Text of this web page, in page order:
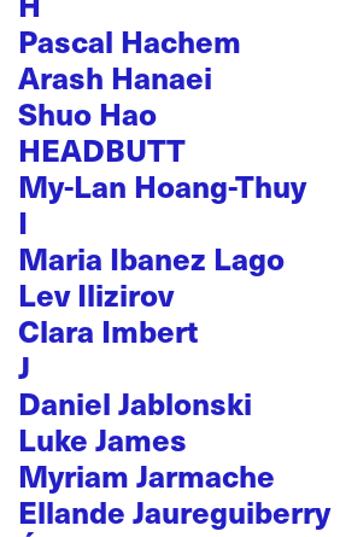
Pascal Hachem
Arash Hanaei
Shuo Hao
HEADBUTT
My-Lan Hoang-Thuy
I
Maria Ibanez Lago
Lev Ilizirov
Clara Imbert
J
Daniel Jablonski
Luke James
Myriam Jarmache
Ellande Jaureguiberry